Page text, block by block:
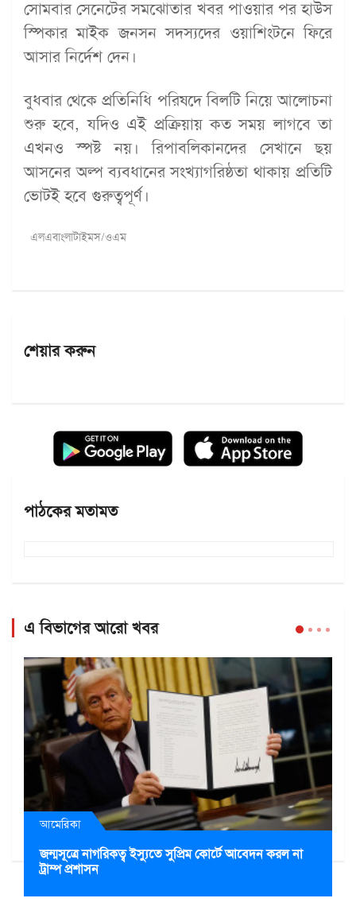
সোমবার সেনেটের সমঝোতার খবর পাওয়ার পর হাউস
স্পিকার মাইক জনসন সদস্যদের ওয়াশিংটনে ফিরে
আসার নির্দেশ দেন।
বুধবার থেকে প্রতিনিধি পরিষদে বিলটি নিয়ে আলোচনা
শুরু হবে, যদিও এই প্রক্রিয়ায় কত সময় লাগবে তা
এখনও স্পষ্ট নয়। রিপাবলিকানদের সেখানে ছয়
আসনের অল্প ব্যবধানের সংখ্যাগরিষ্ঠতা থাকায় প্রতিটি
ভোটই হবে গুরুত্বপূর্ণ।
এলএবাংলাটাইমস/ওএম
শেয়ার করুন
পাঠকের মতামত
এ বিভাগের আরো খবর
আমেরিকা
জন্মসূত্রে নাগরিকত্ব ইস্যুতে সুপ্রিম কোর্টে আবেদন করল না
ট্রাম্প প্রশাসন